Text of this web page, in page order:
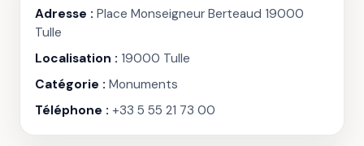
Adresse : Place Monseigneur Berteaud 19000
Tulle
Localisation : 19000 Tulle
Catégorie : Monuments
Téléphone : +33 5 55 21 73 00